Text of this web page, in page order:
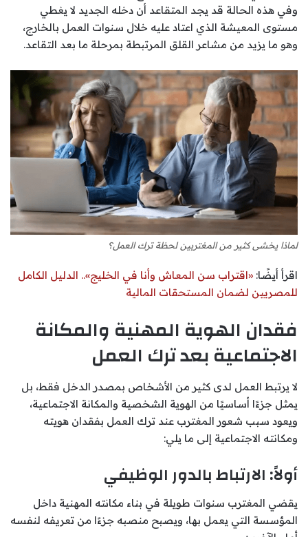
وفي هذه الحالة قد يجد المتقاعد أن دخله الجديد لا يغطي
مستوى المعيشة الذي اعتاد عليه خلال سنوات العمل بالخارج،
وهو ما يزيد من مشاعر القلق المرتبطة بمرحلة ما بعد التقاعد.
لماذا يخشى كثير من المغتربين لحظة ترك العمل؟
اقرأ أيضًا: «اقتراب سن المعاش وأنا في الخليج».. الدليل الكامل
للمصريين لضمان المستحقات المالية
فقدان الهوية المهنية والمكانة
الاجتماعية بعد ترك العمل
لا يرتبط العمل لدى كثير من الأشخاص بمصدر الدخل فقط، بل
يمثل جزءًا أساسيًا من الهوية الشخصية والمكانة الاجتماعية،
ويعود سبب شعور المغترب عند ترك العمل بفقدان هويته
ومكانته الاجتماعية إلى ما يلي:
أولاً: الارتباط بالدور الوظيفي
يقضي المغترب سنوات طويلة في بناء مكانته المهنية داخل
المؤسسة التي يعمل بها، ويصبح منصبه جزءًا من تعريفه لنفسه